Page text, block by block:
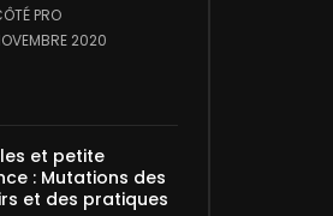
PRO
2020
et petite
: Mutations des
et des pratiques